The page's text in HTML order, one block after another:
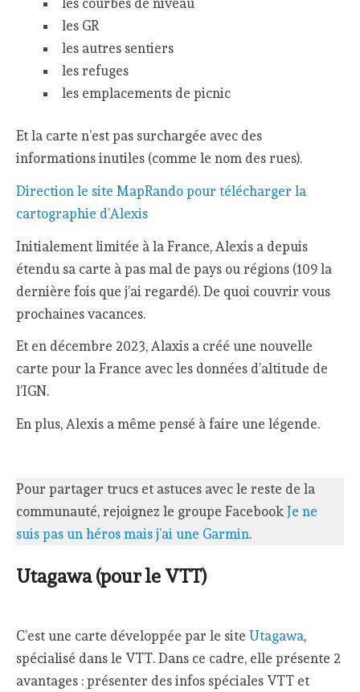
les courbes de niveau
les GR
les autres sentiers
les refuges
les emplacements de picnic
Et la carte n’est pas surchargée avec des
informations inutiles (comme le nom des rues).
Direction le site MapRando pour télécharger la
cartographie d’Alexis
Initialement limitée à la France, Alexis a depuis
étendu sa carte à pas mal de pays ou régions (109 la
dernière fois que j’ai regardé). De quoi couvrir vous
prochaines vacances.
Et en décembre 2023, Alaxis a créé une nouvelle
carte pour la France avec les données d’altitude de
l’IGN.
En plus, Alexis a même pensé à faire une légende.
Pour partager trucs et astuces avec le reste de la
communauté, rejoignez le groupe FacebookJe ne
suis pas un héros mais j’ai une Garmin.
Utagawa (pour le VTT)
C’est une carte développée par le siteUtagawa,
spécialisé dans le VTT. Dans ce cadre, elle présente 2
avantages : présenter des infos spéciales VTT et